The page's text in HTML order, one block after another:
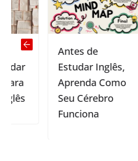
Antes de
Estudar Inglês,
Aprenda Como
Seu Cérebro
Funciona